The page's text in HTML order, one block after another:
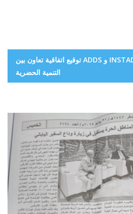
توقيع اتفاقية تعاون بين ADDS و INSTAD لإجراء دراسة حول
التنمية الحضرية